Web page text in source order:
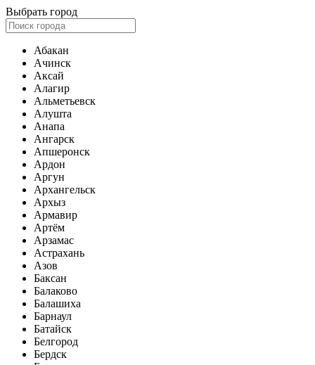
Выбрать город
Абакан
Ачинск
Аксай
Алагир
Альметьевск
Алушта
Анапа
Ангарск
Апшеронск
Ардон
Аргун
Архангельск
Архыз
Армавир
Артём
Арзамас
Астрахань
Азов
Баксан
Балаково
Балашиха
Барнаул
Батайск
Белгород
Бердск